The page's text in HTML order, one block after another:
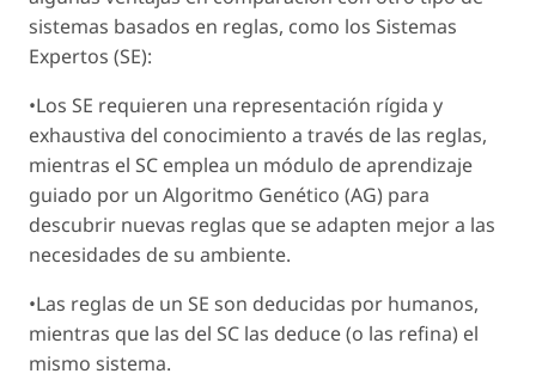
sistemas basados en reglas, como los Sistemas
Expertos (SE):
•Los SE requieren una representación rígida y
exhaustiva del conocimiento a través de las reglas,
mientras el SC emplea un módulo de aprendizaje
guiado por un Algoritmo Genético (AG) para
descubrir nuevas reglas que se adapten mejor a las
necesidades de su ambiente.
•Las reglas de un SE son deducidas por humanos,
mientras que las del SC las deduce (o las refina) el
mismo sistema.